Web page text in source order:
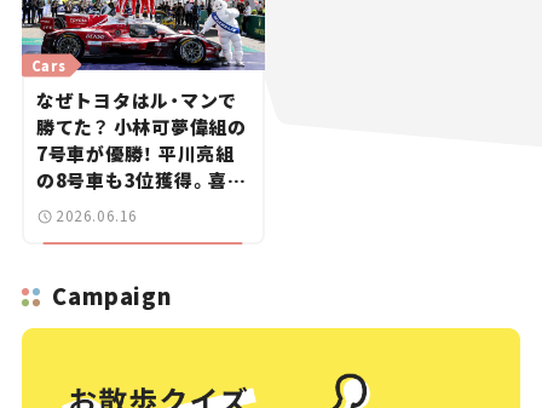
Cars
なぜトヨタはル・マンで
勝てた？ 小林可夢偉組の
7号車が優勝！ 平川亮組
の8号車も3位獲得。喜び
のコメントとともに振り
2026.06.16
Campaign